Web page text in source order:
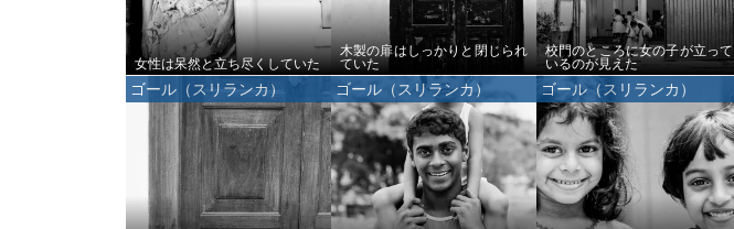
女性は呆然と立ち尽くしていた
木製の扉はしっかりと閉じられ
ていた
校門のところに女の子が立って
いるのが見えた
ゴール（スリランカ） ゴール（スリランカ） ゴール（スリランカ）